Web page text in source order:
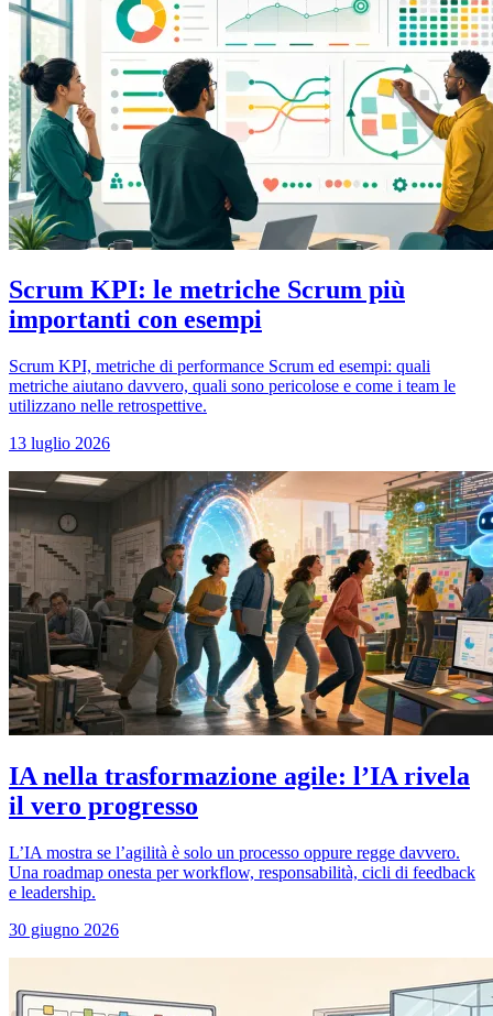
Scrum KPI: le metriche Scrum più
importanti con esempi
Scrum KPI, metriche di performance Scrum ed esempi: quali
metriche aiutano davvero, quali sono pericolose e come i team le
utilizzano nelle retrospettive.
13 luglio 2026
IA nella trasformazione agile: l’IA rivela
il vero progresso
L’IA mostra se l’agilità è solo un processo oppure regge davvero.
Una roadmap onesta per workflow, responsabilità, cicli di feedback
e leadership.
30 giugno 2026